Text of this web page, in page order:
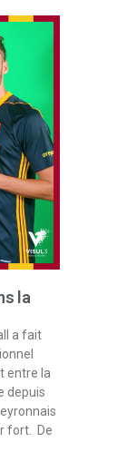
la
a fait
entre la
depuis
fort. De